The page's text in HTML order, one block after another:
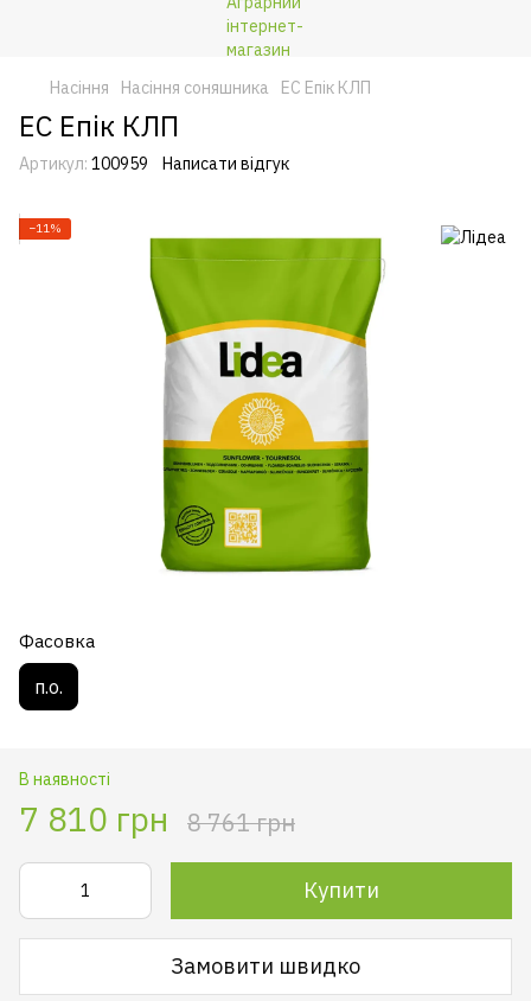
Насіння Насіння соняшника ЕС Епік КЛП
ЕС Епік КЛП
Артикул: 100959 Написати відгук
−11%
Фасовка
п.о.
В наявності
7 810 грн 8 761 грн
Купити
Замовити швидко